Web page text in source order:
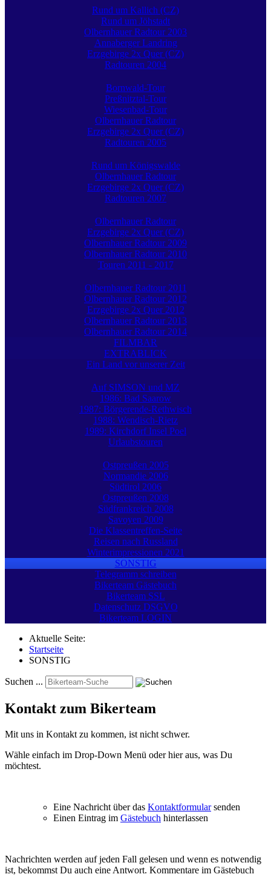
Rund um Kallich (CZ)
Rund um Jöhstadt
Olbernhauer Radtour 2003
Annaberger Landring
Erzgebirge 2x Quer (CZ)
Radtouren 2004
Bornwald-Tour
Preßnitztal-Tour
Wiesenbad-Tour
Olbernhauer Radtour
Erzgebirge 2x Quer (CZ)
Radtouren 2005
Rund um Königswalde
Olbernhauer Radtour
Erzgebirge 2x Quer (CZ)
Radtouren 2007
Olbernhauer Radtour
Erzgebirge 2x Quer (CZ)
Olbernhauer Radtour 2009
Olbernhauer Radtour 2010
Touren 2011 - 2017
Olbernhauer Radtour 2011
Olbernhauer Radtour 2012
Erzgebirge 2x Quer 2012
Olbernhauer Radtour 2013
Olbernhauer Radtour 2014
FILMBAR
EXTRABLICK
Ein Land vor unserer Zeit
Auf SIMSON und MZ
1986: Bad Saarow
1987: Börgerende-Rethwisch
1988: Wendisch-Rietz
1989: Kirchdorf Insel Poel
Urlaubstouren
Ostpreußen 2005
Normandie 2006
Südtirol 2006
Ostpreußen 2008
Südfrankreich 2008
Savoyen 2009
Die Klassentreffen-Seite
Reisen nach Russland
Winterimpressionen 2021
SONSTIG
Telegramm schreiben
Bikerteam Gästebuch
Bikerteam SSL
Datenschutz DSGVO
Bikerteam LOGIN
Aktuelle Seite:
Startseite
SONSTIG
Suchen ...
Kontakt zum Bikerteam
Mit uns in Kontakt zu kommen, ist nicht schwer.
Wähle einfach im Drop-Down Menü oder hier aus, was Du
möchtest.
Eine Nachricht über das Kontaktformularsenden
Einen Eintrag im Gästebuch hinterlassen
Nachrichten werden auf jeden Fall gelesen und wenn es notwendig
ist, bekommst Du auch eine Antwort. Kommentare im Gästebuch